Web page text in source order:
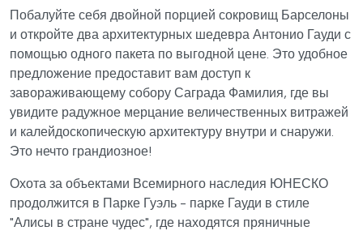
Побалуйте себя двойной порцией сокровищ Барселоны
и откройте два архитектурных шедевра Антонио Гауди с
помощью одного пакета по выгодной цене. Это удобное
предложение предоставит вам доступ к
завораживающему собору Саграда Фамилия, где вы
увидите радужное мерцание величественных витражей
и калейдоскопическую архитектуру внутри и снаружи.
Это нечто грандиозное!
Охота за объектами Всемирного наследия ЮНЕСКО
продолжится в Парке Гуэль - парке Гауди в стиле
"Алисы в стране чудес", где находятся пряничные